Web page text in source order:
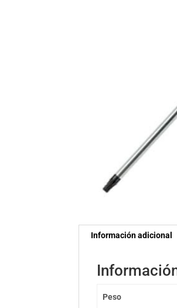
Información adicional
Peso